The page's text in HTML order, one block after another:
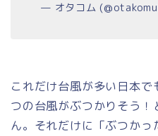
— オタコム
これだけ台風が多い日本で
つの台風がぶつかりそう
ん。それだけに「ぶつかっ